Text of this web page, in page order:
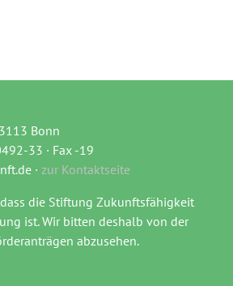
Bonn
33 · Fax -19
· zur Kontaktseite
die Stiftung Zukunftsfähigkeit
ist. Wir bitten deshalb von der
abzusehen.